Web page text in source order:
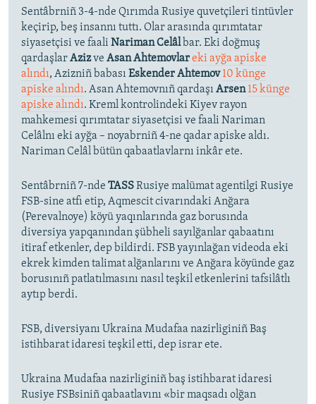
Sentâbrniñ 3-4-nde Qırımda Rusiye quvetçileri tintüvler
keçirip, beş insannı tuttı. Olar arasında qırımtatar
siyasetçisi ve faali Nariman Celâlbar. Eki doğmuş
qardaşlarAzizve Asan Ahtemovlareki ayğa apiske
alındı, Azizniñ babası Eskender Ahtemov 10 künge
apiske alındı. Asan Ahtemovnıñ qardaşı Arsen15 künge
apiske alındı. Kreml kontrolindeki Kiyev rayon
mahkemesi qırımtatar siyasetçisi ve faali Nariman
Celâlnı eki ayğa – noyabrniñ 4-ne qadar apiske aldı.
Nariman Celâl bütün qabaatlavlarnı inkâr ete.
Sentâbrniñ 7-nde TASSRusiye malümat agentilgi Rusiye
FSB-sine atfı etip, Aqmescit civarındaki Anğara
(Perevalnoye) köyü yaqınlarında gaz borusında
diversiya yapqanından şübheli sayılğanlar qabaatını
itiraf etkenler, dep bildirdi. FSB yayınlağan videoda eki
ekrek kimden talimat alğanlarını ve Anğara köyünde gaz
borusınıñ patlatılmasını nasıl teşkil etkenlerini tafsilâtlı
aytıp berdi.
FSB, diversiyanı Ukraina Mudafaa nazirliginiñ Baş
istihbarat idaresi teşkil etti, dep israr ete.
Ukraina Mudafaa nazirliginiñ baş istihbarat idaresi
Rusiye FSBsiniñ qabaatlavını «bir maqsadı olğan